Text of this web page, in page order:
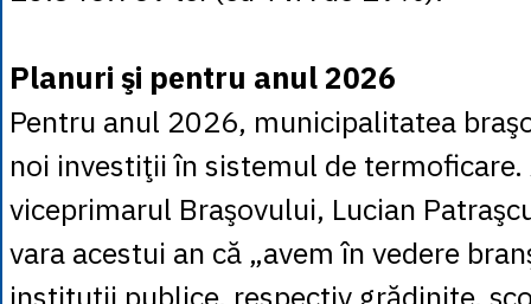
Planuri şi pentru anul 2026
Pentru anul 2026, municipalitatea
noi investiţii în sistemul de
viceprimarul Braşovului, Lucian
vara acestui an că „avem în vedere